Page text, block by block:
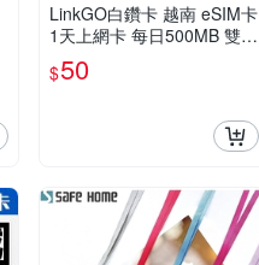
LinkGO白鑽卡 越南 eSIM卡
1天上網卡 每日500MB 雙電
信 高速流量(越南網卡 下龍
灣 峴港 胡志明市)
$50